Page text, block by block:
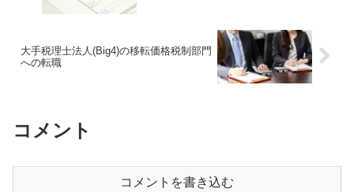
大手税理士法人(Big4)の移転価格税制部門
への転職
コメント
コメントを書き込む